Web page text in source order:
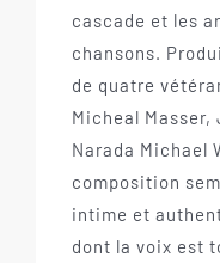
cascade et les
chansons.
de quatre
Micheal
Narada Michael
composition
intime et
dont la voix est